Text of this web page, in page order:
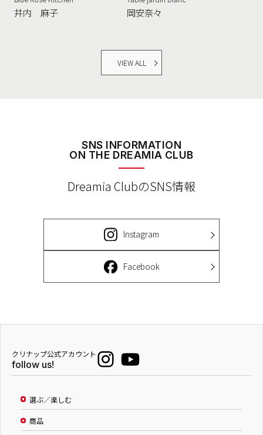
井内 麻子 岡安奈々
VIEW ALL
SNS INFORMATION
ON THE DREAMIA CLUB
Dreamia ClubのSNS情報
Instagram
Facebook
クリナップ公式アカウント
follow us!
選ぶ／楽しむ
商品